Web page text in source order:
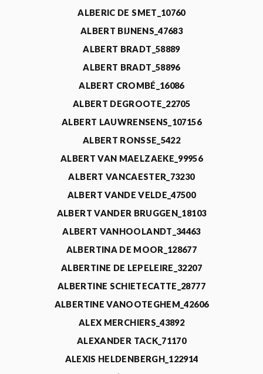
ALBERIC DE SMET_10760
ALBERT BIJNENS_47683
ALBERT BRADT_58889
ALBERT BRADT_58896
ALBERT CROMBÉ_16086
ALBERT DEGROOTE_22705
ALBERT LAUWRENSENS_107156
ALBERT RONSSE_5422
ALBERT VAN MAELZAEKE_99956
ALBERT VANCAESTER_73230
ALBERT VANDE VELDE_47500
ALBERT VANDER BRUGGEN_18103
ALBERT VANHOOLANDT_34463
ALBERTINA DE MOOR_128677
ALBERTINE DE LEPELEIRE_32207
ALBERTINE SCHIETECATTE_28777
ALBERTINE VANOOTEGHEM_42606
ALEX MERCHIERS_43892
ALEXANDER TACK_71170
ALEXIS HELDENBERGH_122914